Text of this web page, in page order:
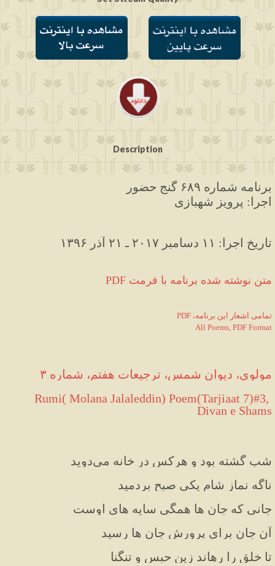
Description
برنامه شماره ۶۸۹ گنج حضور
اجرا: پرویز شهبازی
۱۳۹۶ تاریخ اجرا: ۱۱ دسامبر ۲۰۱۷ ـ ۲۱ آذر
PDF متن نوشته شده برنامه با فرمت
PDF ،تمامی اشعار این برنامه
All Poems, PDF Format
مولوی، دیوان شمس، ترجیعات هفتم، شماره ۳
Rumi( Molana Jalaleddin) Poem(Tarjiaat 7)#3,
Divan e Shams
شب گشته بود و هرکس در خانه می‌دوید
ناگه نمازِ شام یکی صبح بردمید
جانی که جان ها همگی سایه های اوست
آن جان برای پرورشِ جان ها رسید
تا خلق را رهاند زین حبس و تنگنا